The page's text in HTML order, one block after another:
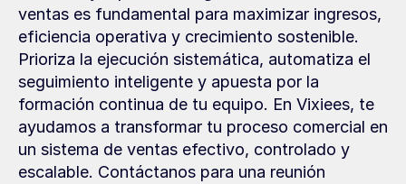
ventas es fundamental para maximizar ingresos,
eficiencia operativa y crecimiento sostenible.
Prioriza la ejecución sistemática, automatiza el
seguimiento inteligente y apuesta por la
formación continua de tu equipo. En Vixiees, te
ayudamos a transformar tu proceso comercial en
un sistema de ventas efectivo, controlado y
escalable. Contáctanos para una reunión